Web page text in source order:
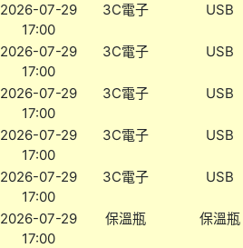
2026-07-29
17:00
3C電子 USB
2026-07-29
17:00
3C電子 USB
2026-07-29
17:00
3C電子 USB
2026-07-29
17:00
3C電子 USB
2026-07-29
17:00
3C電子 USB
2026-07-29
17:00
保溫瓶 保溫瓶